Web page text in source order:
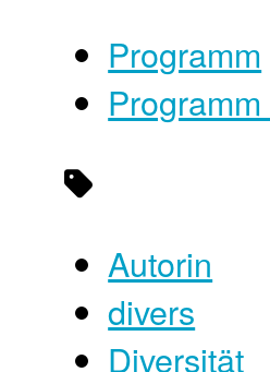
Programm
Autorin
divers
Diversität